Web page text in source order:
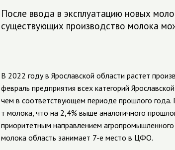
После ввода в эксплуатацию новых
существующих производство молока
В 2022 году в Ярославской области растет
февраль предприятия всех категорий
чем в соответствующем периоде прошлого года.
т молока, что на 2,4% выше аналогичного
приоритетным направлением
молока область занимает 7-е место в ЦФО.